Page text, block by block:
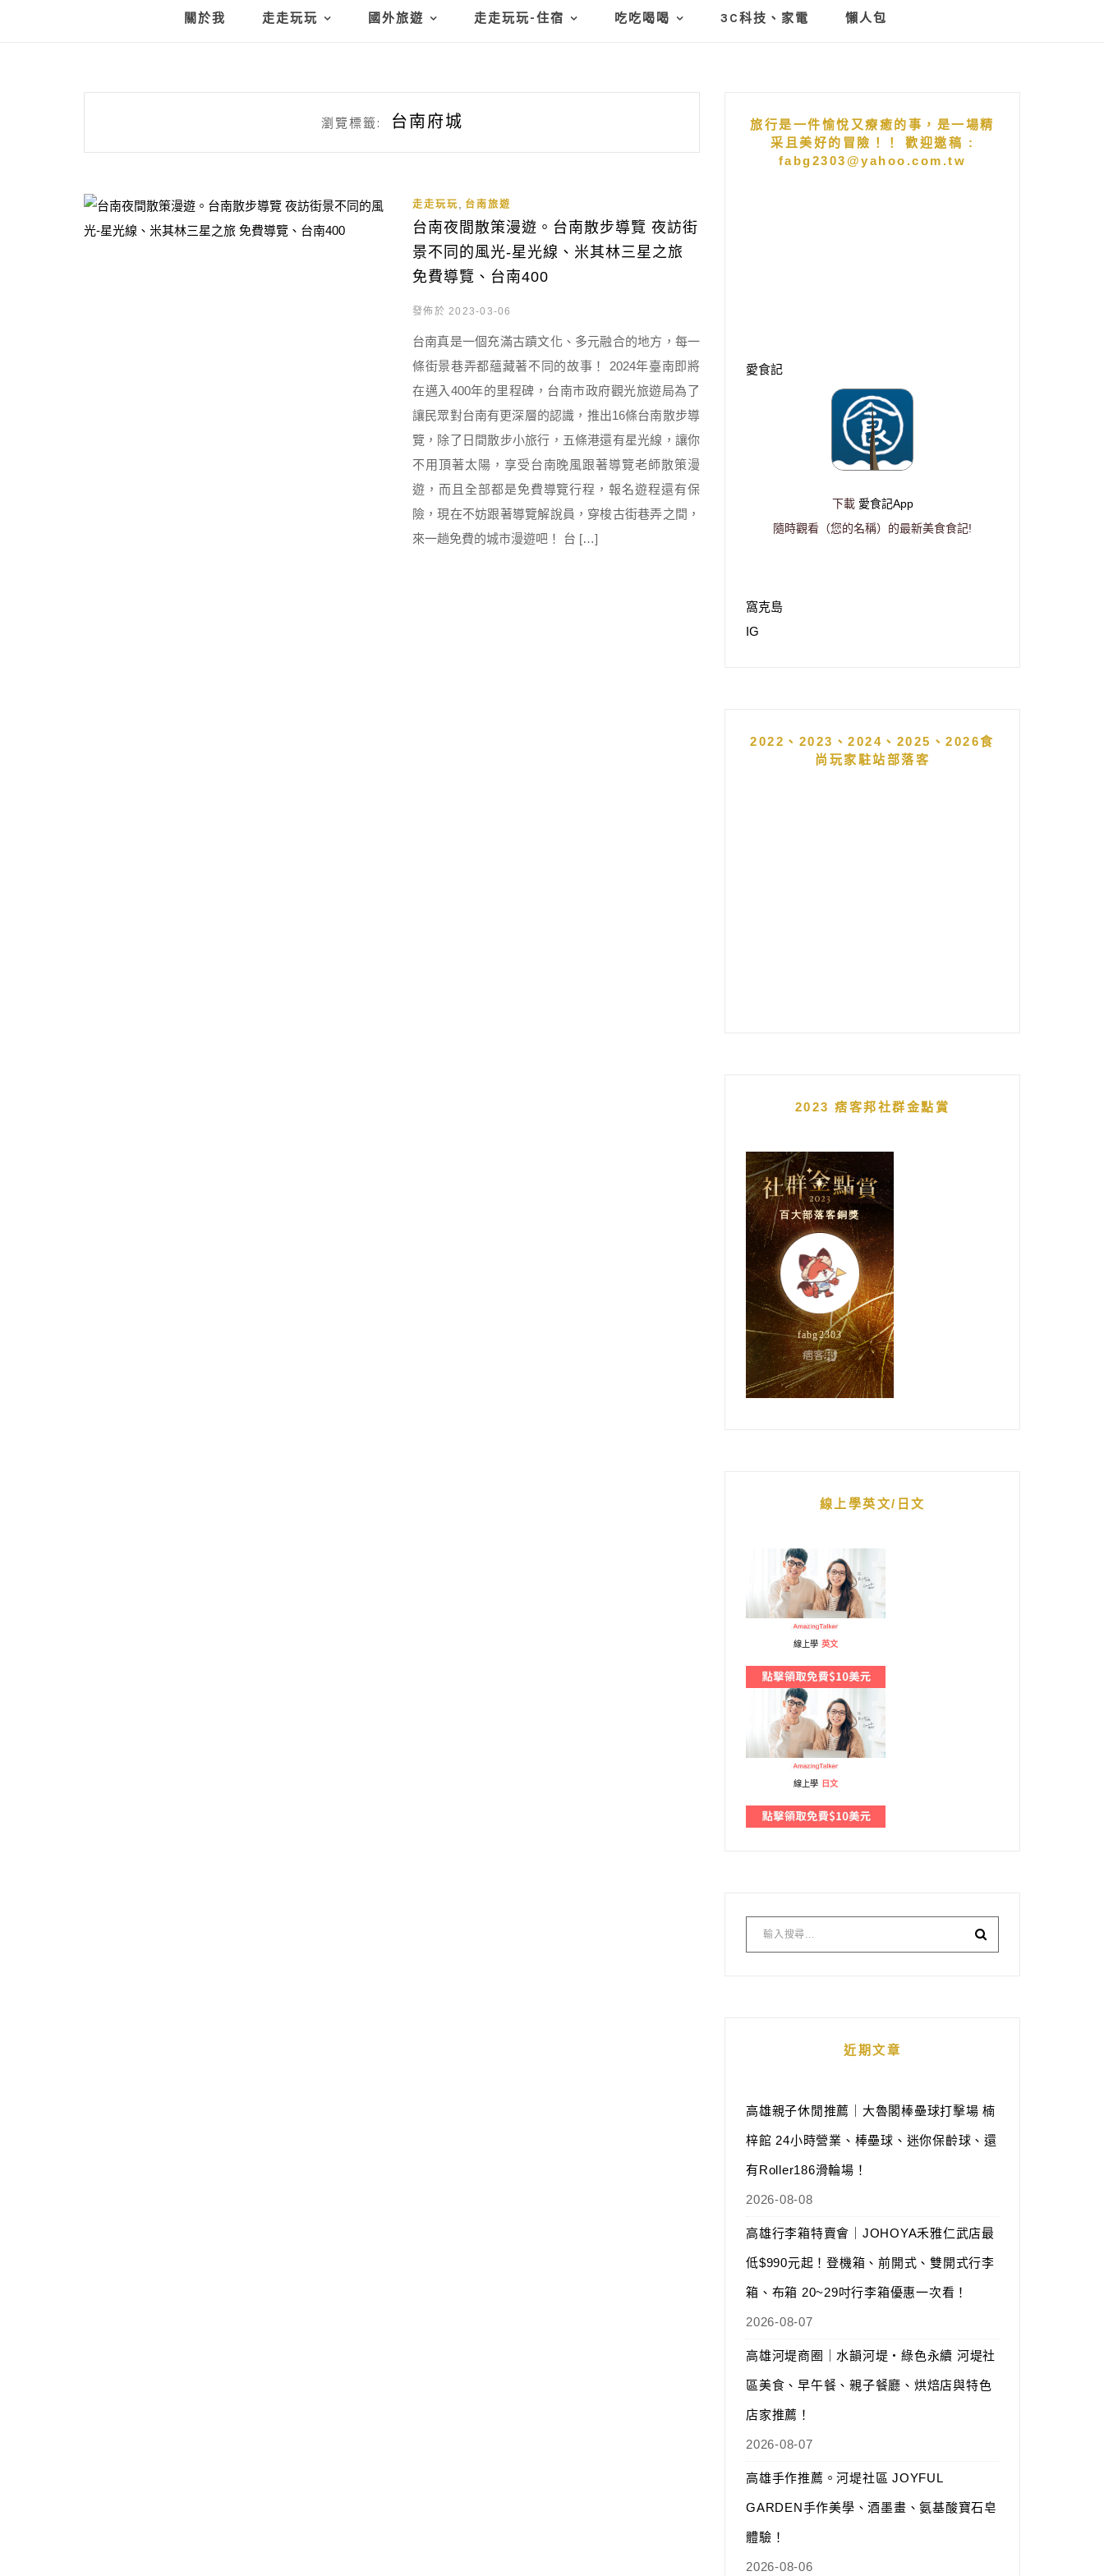
關於我 走走玩玩 國外旅遊 走走玩玩-住宿 吃吃喝喝 3C科技、家電 懶人包
瀏覽標籤: 台南府城
走走玩玩 台南旅遊
台南夜間散策漫遊。台南散步導覽 夜訪街
景不同的風光-星光線、米其林三星之旅
免費導覽、台南400
發佈於 2023-03-06
台南真是一個充滿古蹟文化、多元融合的地方，每一
條街景巷弄都蘊藏著不同的故事！ 2024年臺南即將
在邁入400年的里程碑，台南市政府觀光旅遊局為了
讓民眾對台南有更深層的認識，推出16條台南散步導
覽，除了日間散步小旅行，五條港還有星光線，讓你
不用頂著太陽，享受台南晚風跟著導覽老師散策漫
遊，而且全部都是免費導覽行程，報名遊程還有保
險，現在不妨跟著導覽解說員，穿梭古街巷弄之間，
來一趟免費的城市漫遊吧！ 台 […]
旅行是一件愉悅又療癒的事，是一場精
采且美好的冒險！！ 歡迎邀稿 :
fabg2303@yahoo.com.tw
愛食記
下載 愛食記App
隨時觀看（您的名稱）的最新美食食記!
窩克島
IG
2022、2023、2024、2025、2026食
尚玩家駐站部落客
2023 痞客邦社群金點賞
線上學英文/日文
線上學 英文
線上學 日文
近期文章
高雄親子休閒推薦｜大魯閣棒壘球打擊場 楠
梓館 24小時營業、棒壘球、迷你保齡球、還
有Roller186滑輪場！
2026-08-08
高雄行李箱特賣會｜JOHOYA禾雅仁武店最
低$990元起！登機箱、前開式、雙開式行李
箱、布箱 20~29吋行李箱優惠一次看！
2026-08-07
高雄河堤商圈｜水韻河堤‧綠色永續 河堤社
區美食、早午餐、親子餐廳、烘焙店與特色
店家推薦！
2026-08-07
高雄手作推薦。河堤社區 JOYFUL
GARDEN手作美學、酒墨畫、氨基酸寶石皂
體驗！
2026-08-06